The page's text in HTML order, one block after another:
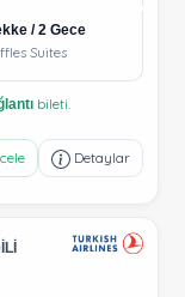
/ 2 Gece
Suites
bileti.
Detaylar